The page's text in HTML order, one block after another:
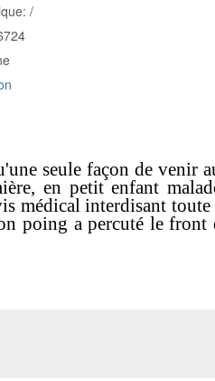
/
seule façon de venir
en petit enfant
médical interdisant
poing a percuté le front